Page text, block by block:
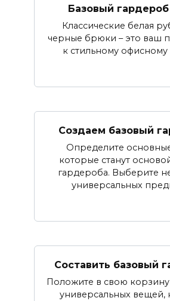
Базовый
Классические белая
черные брюки – это ваш
к стильному офисному
Создаем базовый
Определите
которые станут
гардероба. Выберите
универсальных
Составить базовый
Положите в свою
универсальных вещей,